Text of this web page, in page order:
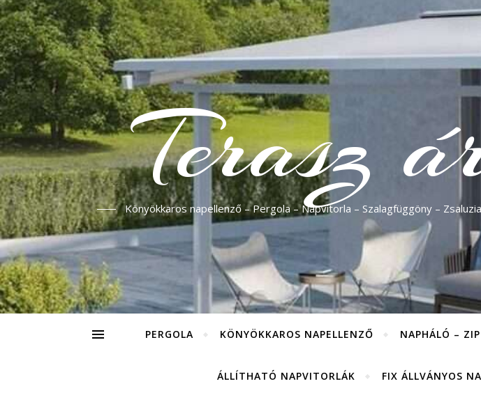
Terasz
Könyökkaros napellenző – Pergola – Napvitorla – Szalagfüggöny –
PERGOLA KÖNYÖKKAROS NAPELLENZŐ NAPHÁLÓ –
ÁLLÍTHATÓ NAPVITORLÁK FIX ÁLLVÁNYOS